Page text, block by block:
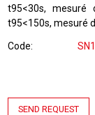
t95<30s, mesuré
t95<150s, mesuré
Code
SEND REQUEST